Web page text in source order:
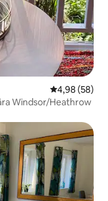
4,98 av 5 i
4,98 (58)
Windsor/Heathrow